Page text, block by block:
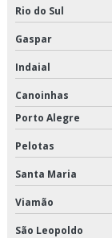
Transporte
Transporte
Rio do Sul
Gaspar
Indaial
Canoinhas
Porto Alegre
Pelotas
Santa Maria
Viamão
São Leopoldo